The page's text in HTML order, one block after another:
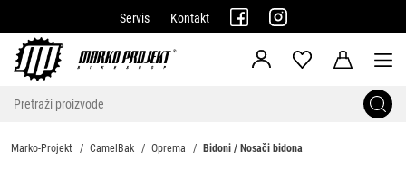
Servis Kontakt
Marko-Projekt CamelBak Oprema Bidoni / Nosači bidona